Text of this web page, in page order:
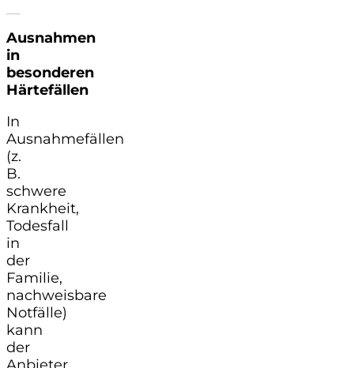
Ausnahmen
in
besonderen
Härtefällen
In
Ausnahmefällen
(z.
B.
schwere
Krankheit,
Todesfall
in
der
Familie,
nachweisbare
Notfälle)
kann
der